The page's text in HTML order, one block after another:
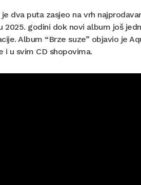
dva puta zasjeo na vrh
2025. godini dok novi album još
Album “Brze suze” objavio je
i u svim CD shopovima.